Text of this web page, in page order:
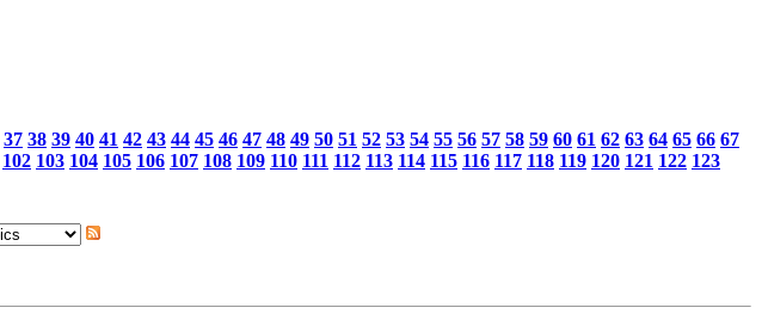
37 38 39 40 41 42 43 44 45 46 47 48 49 50 51 52 53 54 55 56 57 58 59 60 61 62 63 64 65 66 67
102 103 104 105 106 107 108 109 110 111 112 113 114 115 116 117 118 119 120 121 122 123